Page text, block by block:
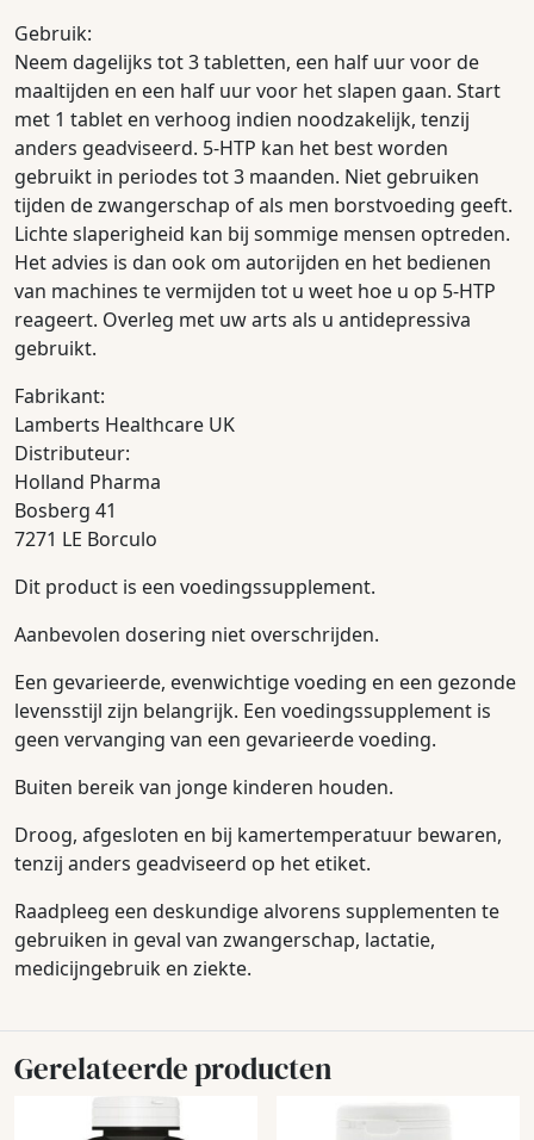
Gebruik:
Neem dagelijks tot 3 tabletten, een half uur voor de
maaltijden en een half uur voor het slapen gaan. Start
met 1 tablet en verhoog indien noodzakelijk, tenzij
anders geadviseerd. 5-HTP kan het best worden
gebruikt in periodes tot 3 maanden. Niet gebruiken
tijden de zwangerschap of als men borstvoeding geeft.
Lichte slaperigheid kan bij sommige mensen optreden.
Het advies is dan ook om autorijden en het bedienen
van machines te vermijden tot u weet hoe u op 5-HTP
reageert. Overleg met uw arts als u antidepressiva
gebruikt.
Fabrikant:
Lamberts Healthcare UK
Distributeur:
Holland Pharma
Bosberg 41
7271 LE Borculo
Dit product is een voedingssupplement.
Aanbevolen dosering niet overschrijden.
Een gevarieerde, evenwichtige voeding en een gezonde
levensstijl zijn belangrijk. Een voedingssupplement is
geen vervanging van een gevarieerde voeding.
Buiten bereik van jonge kinderen houden.
Droog, afgesloten en bij kamertemperatuur bewaren,
tenzij anders geadviseerd op het etiket.
Raadpleeg een deskundige alvorens supplementen te
gebruiken in geval van zwangerschap, lactatie,
medicijngebruik en ziekte.
Gerelateerde producten